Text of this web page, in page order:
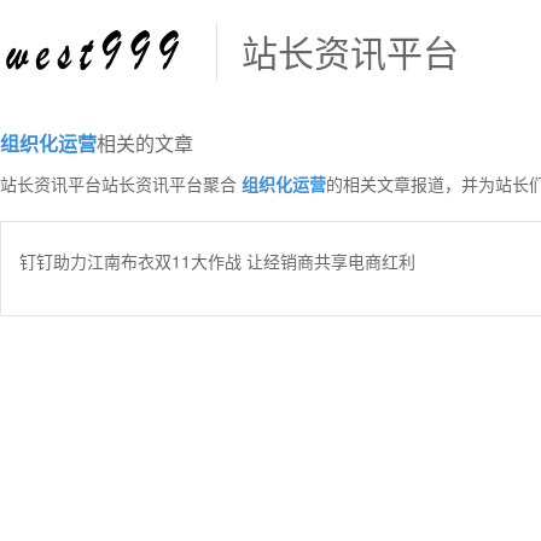
站长资讯平台
组织化运营相关的文章
站长资讯平台站长资讯平台聚合 组织化运营的相关文章报道，并为站长
钉钉助力江南布衣双11大作战 让经销商共享电商红利